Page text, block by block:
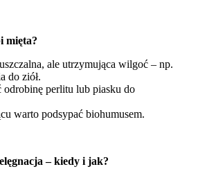
mięta?
ale utrzymująca wilgoć – np.
do ziół.
odrobinę perlitu lub piasku do
warto podsypać biohumusem.
– kiedy i jak?